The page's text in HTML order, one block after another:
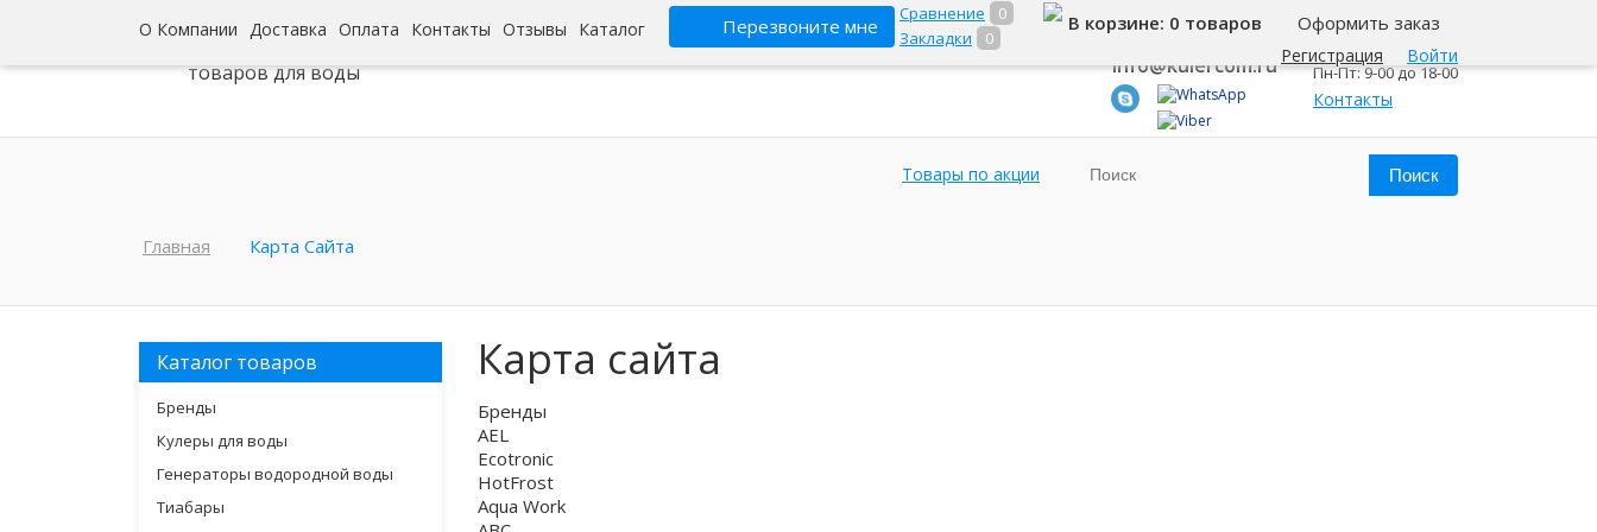
О Компании Доставка Оплата Контакты Отзывы Каталог Перезвоните мне
Сравнение
0
Закладки
0
Регистрация Войти
В корзине: 0 товаров Оформить заказ
Интернет-гипермаркет
товаров для воды
8 800 500-345-1
info@kulercom.ru
Калининград
Пн-Пт: 9-00 до 18-00
Контакты
Товары по акции
Главная Карта Сайта
Каталог товаров
Бренды
Кулеры для воды
Генераторы водородной воды
Тиабары
Карта сайта
Бренды
AEL
Ecotronic
HotFrost
Aqua Work